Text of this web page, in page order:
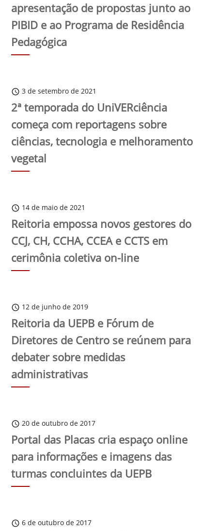
apresentação de propostas junto ao
PIBID e ao Programa de Residência
Pedagógica
schedule 3 de setembro de 2021
2ª temporada do UniVERciência
começa com reportagens sobre
ciências, tecnologia e melhoramento
vegetal
schedule 14 de maio de 2021
Reitoria empossa novos gestores do
CCJ, CH, CCHA, CCEA e CCTS em
cerimônia coletiva on-line
schedule 12 de junho de 2019
Reitoria da UEPB e Fórum de
Diretores de Centro se reúnem para
debater sobre medidas
administrativas
schedule 20 de outubro de 2017
Portal das Placas cria espaço online
para informações e imagens das
turmas concluintes da UEPB
schedule 6 de outubro de 2017